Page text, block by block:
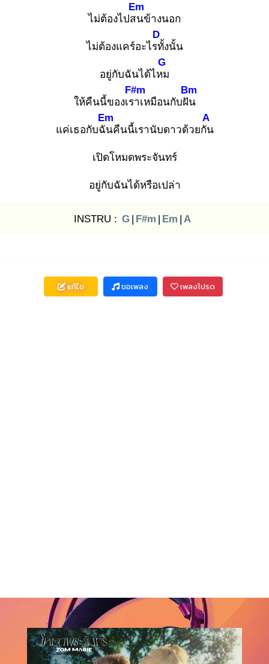
ไม่ต้องไปสน
Em
ข้างนอก
ไม่ต้องแคร์อะไรทั้
D
งนั้น
อยู่กับฉันได้ไหม
G
ให้คืนนี้ของเรา
F#m
เหมือนกับฝัน
Bm
แค่เธอกับฉัน
Em
คืนนี้เรานับดาวด้วยกัน
A
เปิดโหมดพระจันทร์
อยู่กับฉันได้หรือเปล่า
INSTRU : G | F#m | Em | A
แก้ไข ขอเพลง เพลงโปรด